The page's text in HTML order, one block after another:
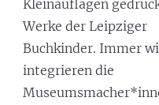
Kleinauflagen
Werke der Leipziger
Buchkinder. Immer
integrieren die